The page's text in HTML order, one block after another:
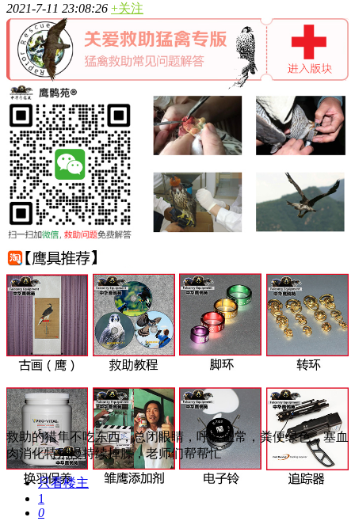
2021-7-11 23:08:26 +关注
救助的猎隼不吃东西，总闭眼睛，呼吸正常，粪便绿色，塞血
肉消化特别慢持续掉膘，老师们帮帮忙
只看楼主
1
0